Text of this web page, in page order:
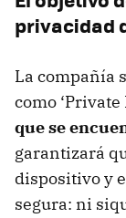
privacidad
La compañía
como ‘Private
que se
garantizará
dispositivo y
segura: ni